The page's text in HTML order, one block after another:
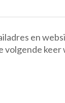
en
volgende keer